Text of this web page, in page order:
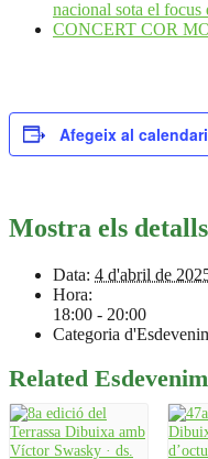
nacional sota el focus
CONCERT COR
Afegeix al calendari
Mostra els detalls
Data: 4 d'abril de
Hora:
18:00 - 20:00
Categoria
Related